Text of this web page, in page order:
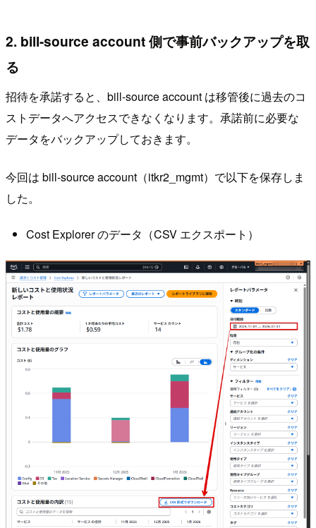
2. bill-source account 側で事前バックアップを取
る
招待を承諾すると、bill-source account は移管後に過去のコ
ストデータへアクセスできなくなります。承諾前に必要な
データをバックアップしておきます。
今回は bill-source account（itkr2_mgmt）で以下を保存しま
した。
Cost Explorer のデータ（CSV エクスポート）